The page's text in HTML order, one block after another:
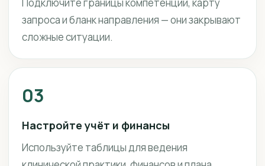
запроса и бланк направления — они закрывают
сложные ситуации.
03
Настройте учёт и финансы
Используйте таблицы для ведения